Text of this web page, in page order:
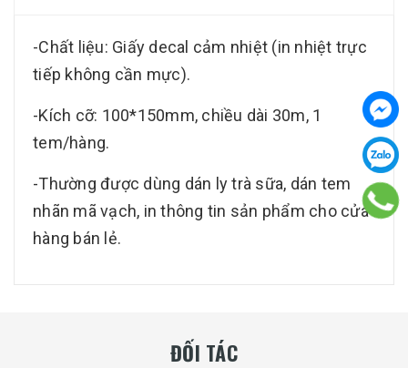
-Chất liệu: Giấy decal cảm nhiệt (in nhiệt trực
tiếp không cần mực).
-Kích cỡ: 100*150mm, chiều dài 30m, 1
tem/hàng.
-Thường được dùng dán ly trà sữa, dán tem
nhãn mã vạch, in thông tin sản phẩm cho cửa
hàng bán lẻ.
ĐỐI TÁC